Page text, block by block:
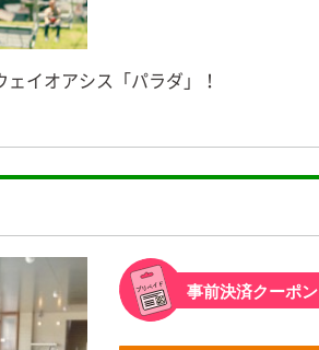
イオアシス「パラダ」！
事前決済クーポン